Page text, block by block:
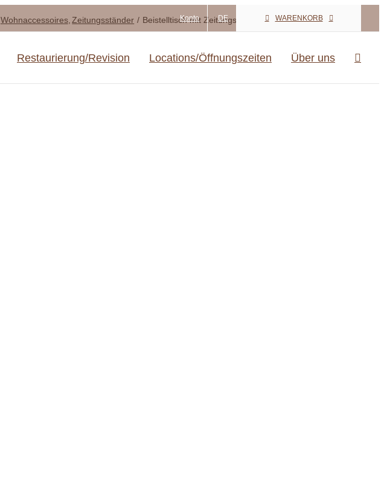
Konto DE WARENKORB
Restaurierung/Revision Locations/Öffnungszeiten Über uns
Wohnaccessoires Zeitungsständer Beistelltisch mit Zeitungsablage ESTOVA